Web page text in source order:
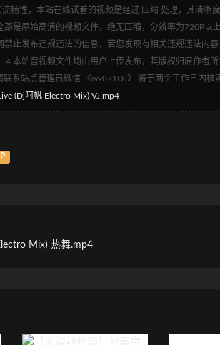
畅性，本站在线试看的视频是经过 压缩 处理，其清晰
部是原始高清的视频文件，绝无压缩，分辨率为720P以
禁止发布违规违法的信息，若您发现有相关违规违法内
4.本站音视频文件均由用户上传发布，其版权归原作者
系站点管理员微信 《wx071DJ》 将于两个工作日内核
(Dj阿帆 Electro Mix) VJ.mp4
Mix) 热舞.mp4